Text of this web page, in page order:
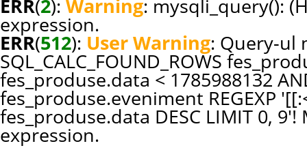
ERR(2): Warning: mysqli_query():
expression.
ERR(512): User Warning: Query-ul
SQL_CALC_FOUND_ROWS
fes_produse.data < 1785988132
fes_produse.eveniment REGEXP
fes_produse.data DESC LIMIT 0,
expression.